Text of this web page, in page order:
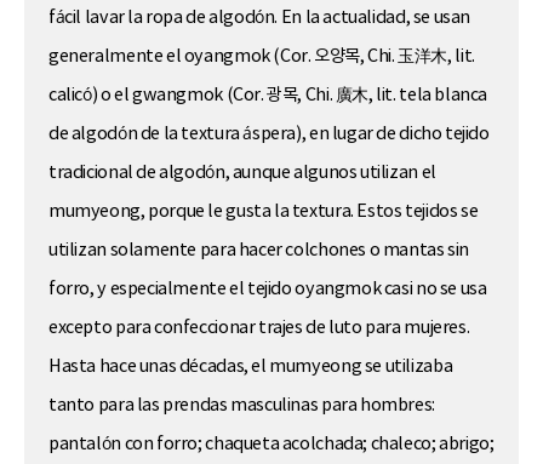
fácil lavar la ropa de algodón. En la actualidad, se usan
generalmente el oyangmok (Cor. 오양목, Chi. 玉洋木, lit.
calicó) o el gwangmok (Cor. 광목, Chi. 廣木, lit. tela blanca
de algodón de la textura áspera), en lugar de dicho tejido
tradicional de algodón, aunque algunos utilizan el
mumyeong, porque le gusta la textura. Estos tejidos se
utilizan solamente para hacer colchones o mantas sin
forro, y especialmente el tejido oyangmok casi no se usa
excepto para confeccionar trajes de luto para mujeres.
Hasta hace unas décadas, el mumyeong se utilizaba
tanto para las prendas masculinas para hombres:
pantalón con forro; chaqueta acolchada; chaleco; abrigo;